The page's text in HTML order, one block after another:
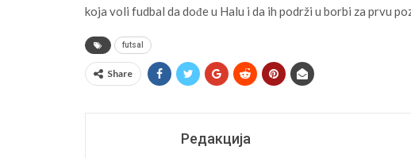
koja voli fudbal da dođe u Halu i da ih podrži u borbi za prvu
futsal
Share
Редакција